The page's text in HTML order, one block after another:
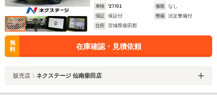
車検
'27/01 修復
なし
保証
保証付 整備
法定整備付
住所
宮城県柴田郡
無
料
在庫確認・見積依頼
販売店： ネクステージ 仙南柴田店